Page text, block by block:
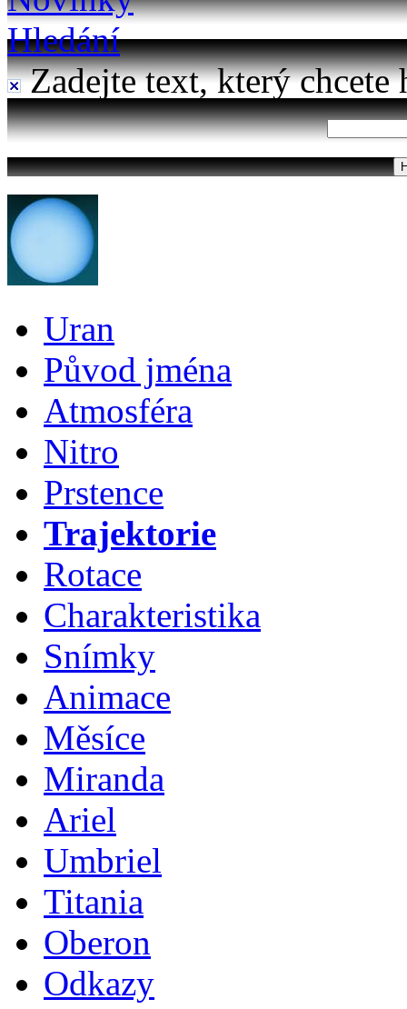
Hledání
Zadejte text, který chcete
Uran
Původ jména
Atmosféra
Nitro
Prstence
Trajektorie
Rotace
Charakteristika
Snímky
Animace
Měsíce
Miranda
Ariel
Umbriel
Titania
Oberon
Odkazy